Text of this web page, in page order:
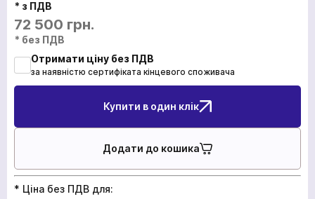
* з ПДВ
72 500 грн.
* без ПДВ
Отримати ціну без ПДВ
за наявністю сертифіката кінцевого споживача
Купити в один клік
Додати до кошика
* Ціна без ПДВ для: